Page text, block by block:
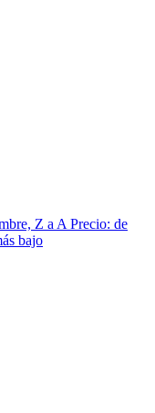
Z a A Precio: de
bajo